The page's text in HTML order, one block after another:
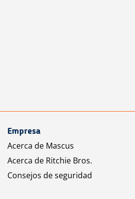
Empresa
Acerca de Mascus
Acerca de Ritchie Bros.
Consejos de seguridad